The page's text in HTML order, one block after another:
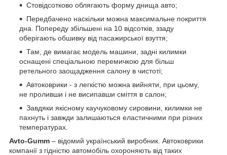
Стовідсотково облягають форму днища авто;
Передбачено наскільки можна максимальне покриття
дна. Попереду збільшені на 10 відсотків, ззаду
оберігають обшивку від пасажирської взуття;
Там, де вимагає модель машини, задні килимки
оснащені спеціальною перемичкою для більш
ретельного заощадження салону в чистоті;
Автоковрики - з легкістю можна вийняти, при цьому,
не проливши і не висипавши сміття в салон;
Завдяки якісному каучуковому сировини, килимки не
пахнуть і завжди залишаються еластичними при різних
температурах.
Avto-Gumm – відомий український виробник. Автоковрики
компанії з гідністю автомобіль охороняють від таких